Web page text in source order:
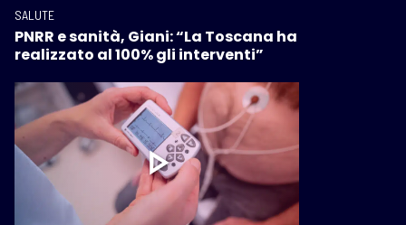
SALUTE
PNRR e sanità, Giani: “La Toscana ha
realizzato al 100% gli interventi”